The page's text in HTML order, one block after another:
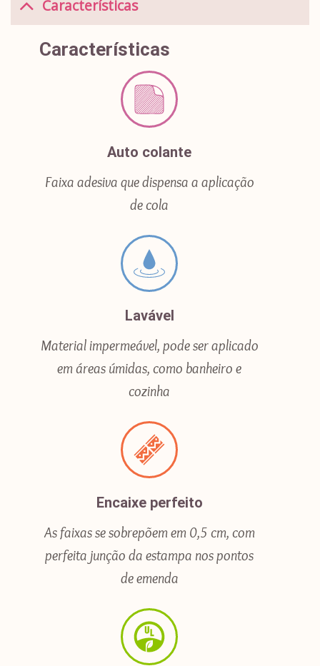
Características
Características
Auto colante
Faixa adesiva que dispensa a aplicação
de cola
Lavável
Material impermeável, pode ser aplicado
em áreas úmidas, como banheiro e
cozinha
Encaixe perfeito
As faixas se sobrepõem em 0,5 cm, com
perfeita junção da estampa nos pontos
de emenda